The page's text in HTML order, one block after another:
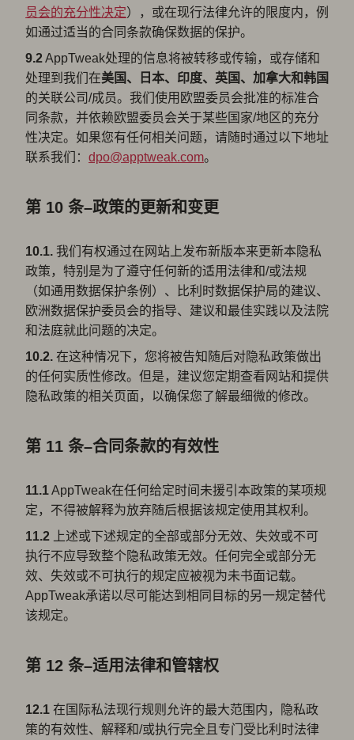
员会的充分性决定），或在现行法律允许的限度内，例
如通过适当的合同条款确保数据的保护。
9.2AppTweak处理的信息将被转移或传输，或存储和
处理到我们在美国、日本、印度、英国、加拿大和韩国
的关联公司/成员。我们使用欧盟委员会批准的标准合
同条款，并依赖欧盟委员会关于某些国家/地区的充分
性决定。如果您有任何相关问题，请随时通过以下地址
联系我们： dpo@apptweak.com。
第 10 条–政策的更新和变更
10.1. 我们有权通过在网站上发布新版本来更新本隐私
政策，特别是为了遵守任何新的适用法律和/或法规
（如通用数据保护条例）、比利时数据保护局的建议、
欧洲数据保护委员会的指导、建议和最佳实践以及法院
和法庭就此问题的决定。
10.2. 在这种情况下，您将被告知随后对隐私政策做出
的任何实质性修改。但是，建议您定期查看网站和提供
隐私政策的相关页面，以确保您了解最细微的修改。
第 11 条–合同条款的有效性
11.1AppTweak在任何给定时间未援引本政策的某项规
定，不得被解释为放弃随后根据该规定使用其权利。
11.2 上述或下述规定的全部或部分无效、失效或不可
执行不应导致整个隐私政策无效。任何完全或部分无
效、失效或不可执行的规定应被视为未书面记载。
AppTweak承诺以尽可能达到相同目标的另一规定替代
该规定。
第 12 条–适用法律和管辖权
12.1 在国际私法现行规则允许的最大范围内，隐私政
策的有效性、解释和/或执行完全且专门受比利时法律